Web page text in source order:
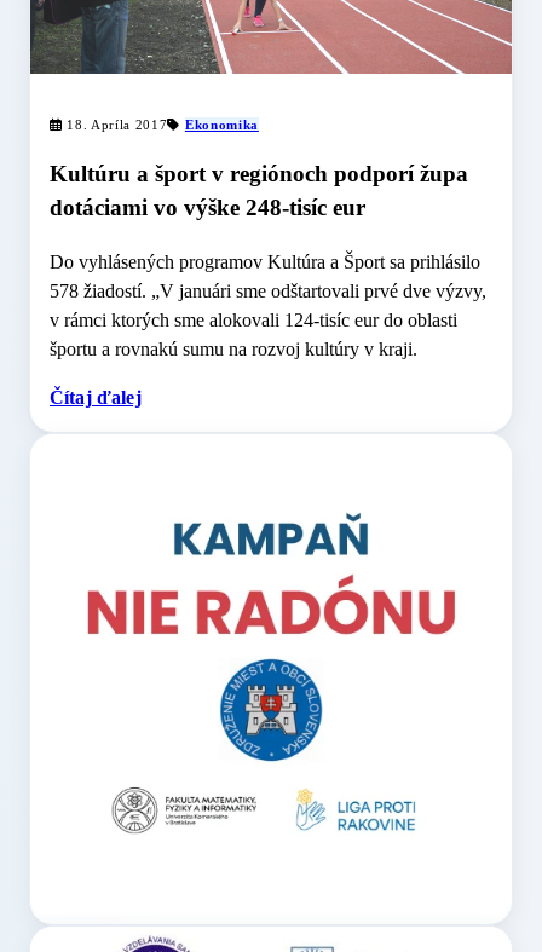
18. Apríla 2017 Ekonomika
Kultúru a šport v regiónoch podporí župa
dotáciami vo výške 248-tisíc eur
Do vyhlásených programov Kultúra a Šport sa prihlásilo
578 žiadostí. „V januári sme odštartovali prvé dve výzvy,
v rámci ktorých sme alokovali 124-tisíc eur do oblasti
športu a rovnakú sumu na rozvoj kultúry v kraji.
Čítaj ďalej